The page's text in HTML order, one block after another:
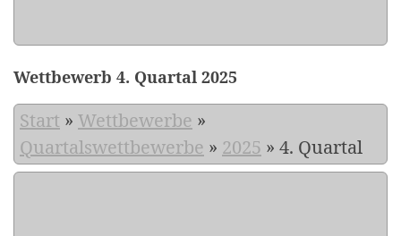
Wettbewerb 4. Quartal 2025
Start » Wettbewerbe »
Quartalswettbewerbe » 2025 » 4. Quartal